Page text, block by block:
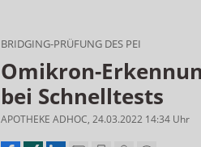
BRIDGING-PRÜFUNG DES PEI
Omikron-
bei Schnelltests
APOTHEKE ADHOC, 24.03.2022 14:34 Uhr